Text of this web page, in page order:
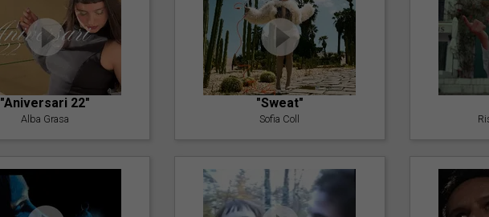
"Aniversari 22"
Alba Grasa
"Sweat"
Sofia Coll